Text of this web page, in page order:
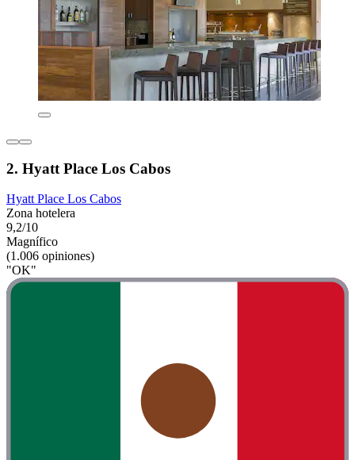
2. Hyatt Place Los Cabos
Hyatt Place Los Cabos
Zona hotelera
9,2/10
Magnífico
(1.006 opiniones)
"OK"